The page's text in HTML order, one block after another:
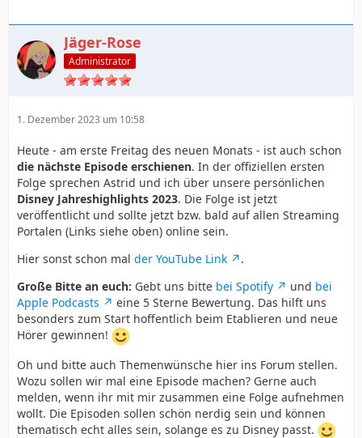
Jäger-Rose
Administrator
1. Dezember 2023 um 10:58
Heute - am erste Freitag des neuen Monats - ist auch schon
die nächste Episode erschienen. In der offiziellen ersten
Folge sprechen Astrid und ich über unsere persönlichen
Disney Jahreshighlights 2023. Die Folge ist jetzt
veröffentlicht und sollte jetzt bzw. bald auf allen Streaming
Portalen (Links siehe oben) online sein.
Hier sonst schon mal der YouTube Link
.
Große Bitte an euch: Gebt uns bitte bei Spotify und bei
Apple Podcasts
eine 5 Sterne Bewertung. Das hilft uns
besonders zum Start hoffentlich beim Etablieren und neue
Hörer gewinnen!
Oh und bitte auch Themenwünsche hier ins Forum stellen.
Wozu sollen wir mal eine Episode machen? Gerne auch
melden, wenn ihr mit mir zusammen eine Folge aufnehmen
wollt. Die Episoden sollen schön nerdig sein und können
thematisch echt alles sein, solange es zu Disney passt.